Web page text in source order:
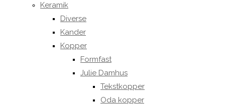
Keramik
Diverse
Kander
Kopper
Formfast
Julie Damhus
Tekstkopper
Oda kopper